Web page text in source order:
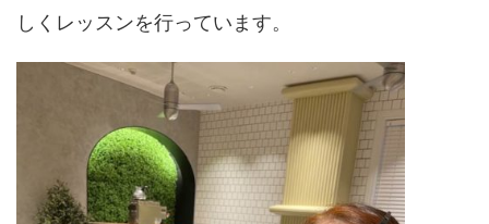
しくレッスンを行っています。